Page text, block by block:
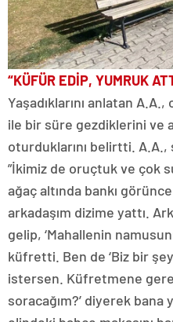
“KÜFÜR EDİP, YUMRUK
Yaşadıklarını anlatan A.A.,
ile bir süre gezdiklerini ve
oturduklarını belirtti. A.A.,
”İkimiz de oruçtuk ve çok
ağaç altında bankı
arkadaşım dizime yattı.
gelip, ‘Mahallenin
küfretti. Ben de ‘Biz bir
istersen. Küfretmene
soracağım?’ diyerek bana